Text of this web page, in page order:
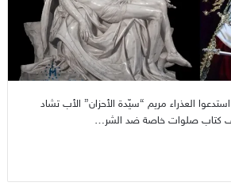
العذراء مريم “سيّدة الأحزان” الأب تشاد
كتاب صلوات خاصة ضد الشر…